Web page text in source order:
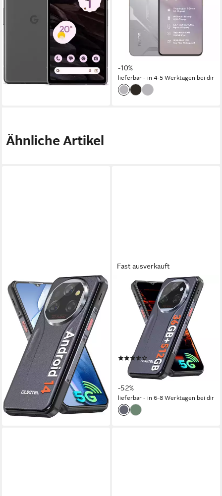
15,20 cm/6.1 Zoll Bildschirmdiagonale
Kamera
Frontkamera
mtl. in 48 Raten
lieferbar - in 7-9 Werktagen bei dir
ROM Smartphone
Speicherkapazität
Produktdatenblatt
269,00 € UVP
13,36 €mtl. in 24 Raten
-10%
lieferbar - in 4-5 Werktagen bei dir
Ähnliche Artikel
OUKITEL
WP39 5G 24+256GB
Outdoor Smartphone
16,76 cm/6.6 Zoll Bildschirmdiagonale
256 GB Speicherkapazität
64 MP Kamera
Produktdatenblatt
254,99 € UVP499,99 €
12,67 €mtl. in 24 Raten
-49%
lieferbar - in 6-8 Werktagen bei dir
Fast ausverkauft
OUKITEL
WP39 Pro 36+512GB 5G
Outdoor Smartphone
16,76 cm/6.6 Zoll
Bildschirmdiagonale
Speicherkapazität
Kamera
Produktdatenblatt
(6)
289,99 € UVP599,99 €
14,40 €mtl. in 24 Raten
-52%
lieferbar - in 6-8 Werktagen bei dir